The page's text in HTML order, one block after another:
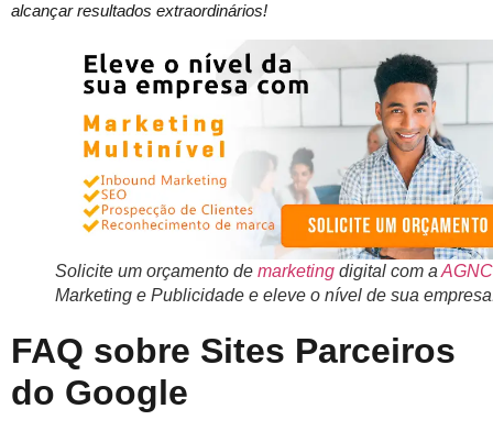
alcançar resultados extraordinários!
Solicite um orçamento de marketing digital com a AGNC
Marketing e Publicidade e eleve o nível de sua
FAQ sobre Sites Parceiros
do Google